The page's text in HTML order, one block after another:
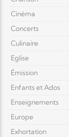
Cinéma
Concerts
Culinaire
Eglise
Émission
Enfants et Ados
Enseignements
Europe
Exhortation